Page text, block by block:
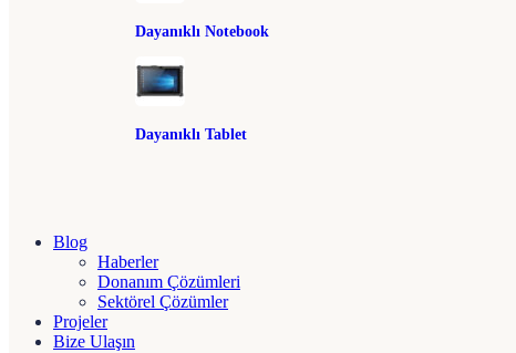
Dayanıklı Notebook
Dayanıklı Tablet
Blog
Haberler
Donanım Çözümleri
Sektörel Çözümler
Projeler
Bize Ulaşın